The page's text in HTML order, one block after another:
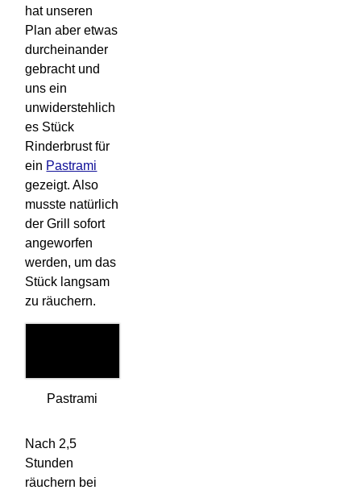
hat unseren
Plan aber etwas
durcheinander
gebracht und
uns ein
unwiderstehlich
es Stück
Rinderbrust für
ein Pastrami
gezeigt. Also
musste natürlich
der Grill sofort
angeworfen
werden, um das
Stück langsam
zu räuchern.
Pastrami
Nach 2,5
Stunden
räuchern bei